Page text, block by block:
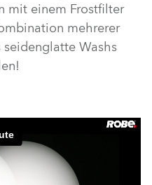
mit einem Frostfilter
mehrerer
Washs